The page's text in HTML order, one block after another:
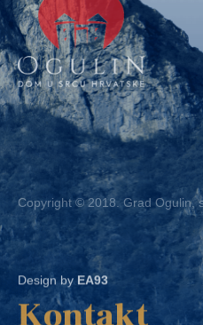
Copyright © 2018. Grad Ogulin,
Design byEA93
Kontakt